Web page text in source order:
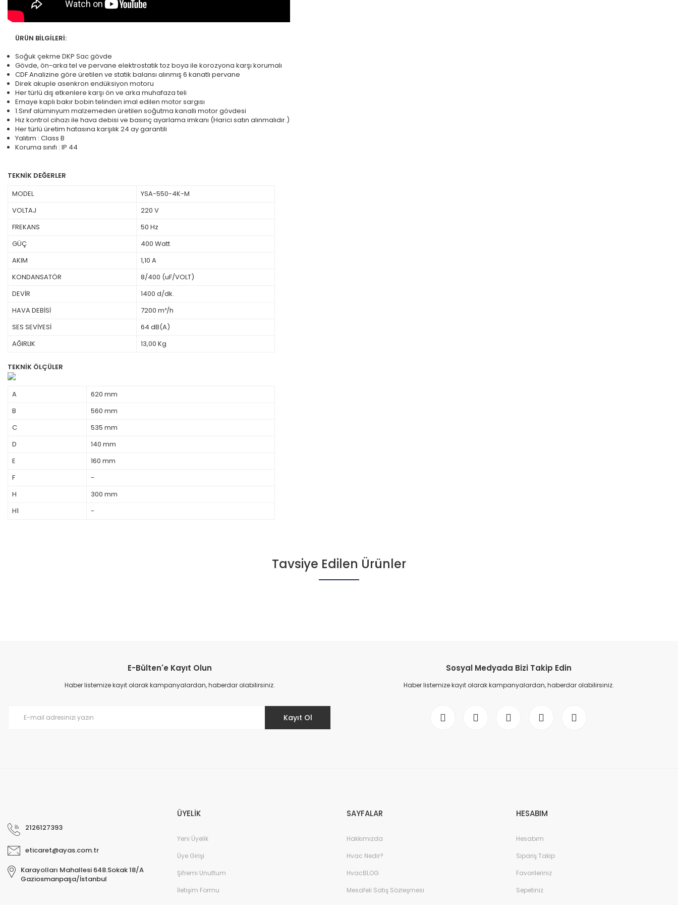
ÜRÜN BİLGİLERİ:
Soğuk çekme DKP Sac gövde
Gövde, ön-arka tel ve pervane elektrostatik toz boya ile korozyona karşı korumalı
CDF Analizine göre üretilen ve statik balansı alınmış 6 kanatlı pervane
Direk akuple asenkron endüksiyon motoru
Her türlü dış etkenlere karşı ön ve arka muhafaza teli
Emaye kaplı bakır bobin telinden imal edilen motor sargısı
1.Sınıf alüminyum malzemeden üretilen soğutma kanallı motor gövdesi
Hız kontrol cihazı ile hava debisi ve basınç ayarlama imkanı (Harici satın alınmalıdır.)
Her türlü üretim hatasına karşılık 24 ay garantili
Yalıtım : Class B
Koruma sınıfı : IP 44
TEKNİK DEĞERLER
MODEL
YSA-550-4K-M
VOLTAJ
220 V
FREKANS
50 Hz
GÜÇ
400 Watt
AKIM
1,10 A
KONDANSATÖR
8/400 (uF/VOLT)
DEVİR
1400 d/dk.
HAVA DEBİSİ
7200 m³/h
SES SEVİYESİ
64 dB(A)
AĞIRLIK
13,00 Kg
TEKNİK ÖLÇÜLER
A
620 mm
B
560 mm
C
535 mm
D
140 mm
E
160 mm
F
-
H
300 mm
H1
-
Bu ürüne ilk yorumu siz yapın!
Tavsiye Edilen Ürünler
8.465,00 TL
Ayas Galvaniz Panjur
E-Bülten'e Kayıt Olun
Haber listemize kayıt olarak kampanyalardan, haberdar olabilirsiniz.
Kayıt Ol
Sosyal Medyada Bizi Takip Edin
Haber listemize kayıt olarak kampanyalardan, haberdar olabilirsiniz.
2126127393
eticaret@ayas.com.tr
Karayolları Mahallesi 648.Sokak 18/A
Gaziosmanpaşa/İstanbul
ÜYELİK
Yeni Üyelik
Üye Girişi
Şifremi Unuttum
İletişim Formu
SAYFALAR
Hakkımızda
Hvac Nedir?
HvacBLOG
Mesafeli Satış Sözleşmesi
HESABIM
Hesabım
Sipariş Takip
Favorileriniz
Sepetiniz